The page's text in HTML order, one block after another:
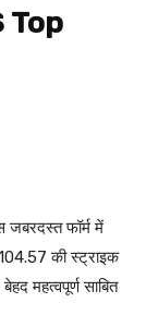
Top
फॉर्म में
की स्ट्राइक
महत्वपूर्ण साबित